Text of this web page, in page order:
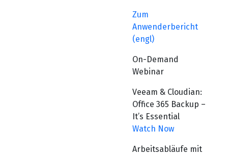
Zum
Anwenderbericht
(engl)
On-Demand
Webinar
Veeam & Cloudian:
Office 365 Backup –
It’s Essential
Watch Now
Arbeitsabläufe mit